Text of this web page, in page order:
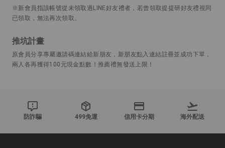
※新會員指該帳號從未領取過LINE好友禮者，若曾領取提提研好友禮視同
已領取，無法再次領取。
推坑計畫
原會員分享專屬邀請碼連結給新朋友，新朋友點入連結註冊並成功下單，
兩人各再獲得100元現金點數！推薦禮無發送上限！
防詐騙 499免運 信用卡分期 海外配送